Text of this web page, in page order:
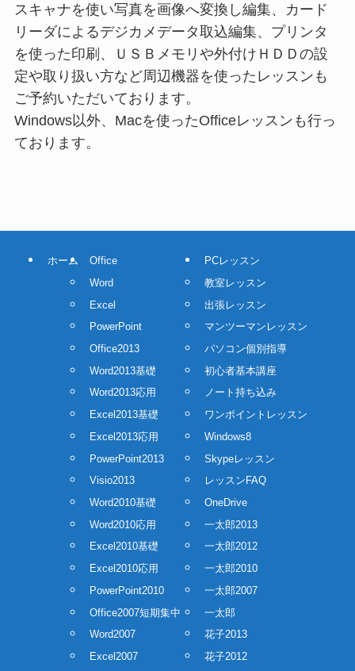
スキャナを使い写真を画像へ変換し編集、カード
リーダによるデジカメデータ取込編集、プリンタ
を使った印刷、ＵＳＢメモリや外付けＨＤＤの設
定や取り扱い方など周辺機器を使ったレッスンも
ご予約いただいております。
Windows以外、Macを使ったOfficeレッスンも行っ
ております。
ホーム
Office
Word
Excel
PowerPoint
Office2013
Word2013基礎
Word2013応用
Excel2013基礎
Excel2013応用
PowerPoint2013
Visio2013
Word2010基礎
Word2010応用
Excel2010基礎
Excel2010応用
PowerPoint2010
Office2007短期集中
Word2007
Excel2007
PCレッスン
教室レッスン
出張レッスン
マンツーマンレッスン
パソコン個別指導
初心者基本講座
ノート持ち込み
ワンポイントレッスン
Windows8
Skypeレッスン
レッスンFAQ
OneDrive
一太郎2013
一太郎2012
一太郎2010
一太郎2007
一太郎
花子2013
花子2012